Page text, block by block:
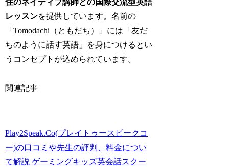
住のネイティブ講師との国際交流型英語
レッスンを提供しています。名前の
「Tomodachi（ともだち）」には「友だ
ちのように話す英語」を身につけるとい
うコンセプトが込められています。
関連記事
Play2Speak.Co(プレイトゥースピークコ
ー)の口コミや先生の評判、料金につい
て解説 ゲーミングキッズ英会話スクー